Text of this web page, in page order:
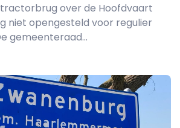
over de Hoofdvaart
niet opengesteld voor regulier
gemeenteraad...